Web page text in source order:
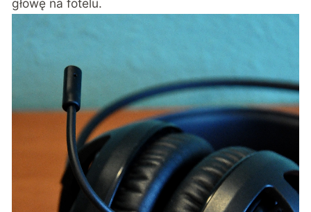
głowę na fotelu.